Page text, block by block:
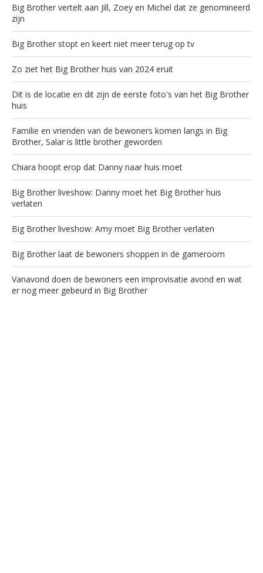
Big Brother vertelt aan Jill, Zoey en Michel dat ze genomineerd
zijn
Big Brother stopt en keert niet meer terug op tv
Zo ziet het Big Brother huis van 2024 eruit
Dit is de locatie en dit zijn de eerste foto's van het Big Brother
huis
Familie en vrienden van de bewoners komen langs in Big
Brother, Salar is little brother geworden
Chiara hoopt erop dat Danny naar huis moet
Big Brother liveshow: Danny moet het Big Brother huis
verlaten
Big Brother liveshow: Amy moet Big Brother verlaten
Big Brother laat de bewoners shoppen in de gameroom
Vanavond doen de bewoners een improvisatie avond en wat
er nog meer gebeurd in Big Brother